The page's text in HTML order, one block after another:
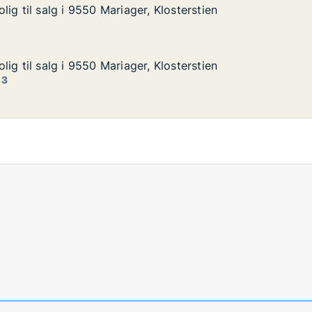
9550 Mariager, Klosterstien
til salg i 9550 Mariager, Klosterstien
til salg i 9550 Mariager, Klosterstien
9550 Mariager, Klosterstien
til salg i 9550 Mariager, Klosterstien
til salg i 9550 Mariager, Klosterstien